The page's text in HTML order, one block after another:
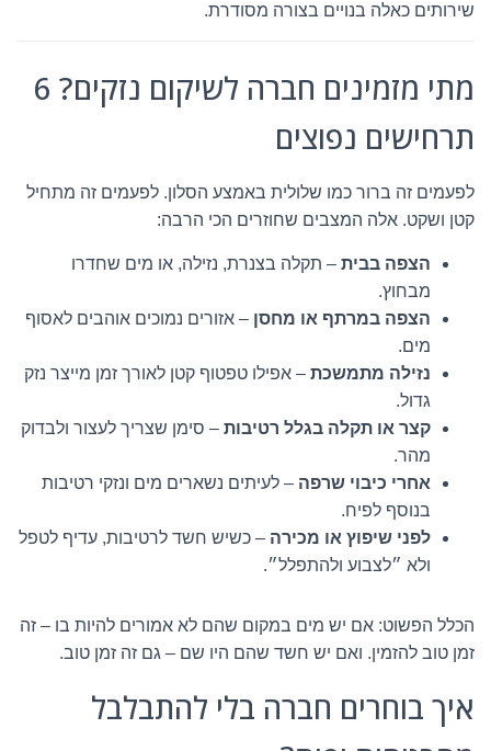
שירותים כאלה בנויים בצורה מסודרת.
מתי מזמינים חברה לשיקום נזקים? 6
תרחישים נפוצים
לפעמים זה ברור כמו שלולית באמצע הסלון. לפעמים זה מתחיל
קטן ושקט. אלה המצבים שחוזרים הכי הרבה:
הצפה בבית – תקלה בצנרת, נזילה, או מים שחדרו
מבחוץ.
הצפה במרתף או מחסן – אזורים נמוכים אוהבים לאסוף
מים.
נזילה מתמשכת – אפילו טפטוף קטן לאורך זמן מייצר נזק
גדול.
קצר או תקלה בגלל רטיבות – סימן שצריך לעצור ולבדוק
מהר.
אחרי כיבוי שרפה – לעיתים נשארים מים ונזקי רטיבות
בנוסף לפיח.
לפני שיפוץ או מכירה – כשיש חשד לרטיבות, עדיף לטפל
ולא ״לצבוע ולהתפלל״.
הכלל הפשוט: אם יש מים במקום שהם לא אמורים להיות בו – זה
זמן טוב להזמין. ואם יש חשד שהם היו שם – גם זה זמן טוב.
איך בוחרים חברה בלי להתבלבל